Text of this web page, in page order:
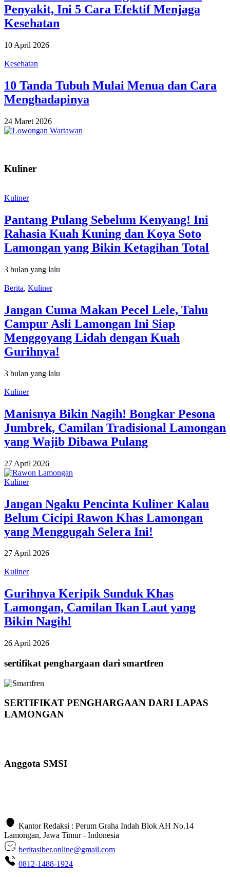
Penyakit, Ini 5 Cara Efektif Menjaga
Kesehatan
10 April 2026
Kesehatan
10 Tanda Tubuh Mulai Menua dan Cara
Menghadapinya
24 Maret 2026
Kuliner
Kuliner
Pantang Pulang Sebelum Kenyang! Ini
Rahasia Kuah Kuning dan Koya Soto
Lamongan yang Bikin Ketagihan Total
3 bulan yang lalu
Berita, Kuliner
Jangan Cuma Makan Pecel Lele, Tahu
Campur Asli Lamongan Ini Siap
Menggoyang Lidah dengan Kuah
Gurihnya!
3 bulan yang lalu
Kuliner
Manisnya Bikin Nagih! Bongkar Pesona
Jumbrek, Camilan Tradisional Lamongan
yang Wajib Dibawa Pulang
27 April 2026
Kuliner
Jangan Ngaku Pencinta Kuliner Kalau
Belum Cicipi Rawon Khas Lamongan
yang Menggugah Selera Ini!
27 April 2026
Kuliner
Gurihnya Keripik Sunduk Khas
Lamongan, Camilan Ikan Laut yang
Bikin Nagih!
26 April 2026
sertifikat penghargaan dari smartfren
SERTIFIKAT PENGHARGAAN DARI LAPAS
LAMONGAN
Anggota SMSI
Kantor Redaksi : Perum Graha Indah Blok AH No.14
Lamongan, Jawa Timur - Indonesia
beritasiber.online@gmail.com
0812-1488-1924